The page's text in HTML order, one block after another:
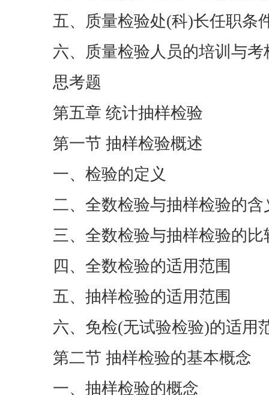
五、质量检验处(科)长任职条
六、质量检验人员的培训与考
思考题
第五章 统计抽样检验
第一节 抽样检验概述
一、检验的定义
二、全数检验与抽样检验的含
三、全数检验与抽样检验的比
四、全数检验的适用范围
五、抽样检验的适用范围
六、免检(无试验检验)的适用
第二节 抽样检验的基本概念
一、抽样检验的概念